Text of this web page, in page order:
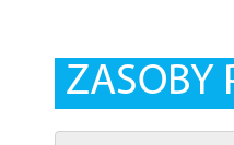
ZASOBY